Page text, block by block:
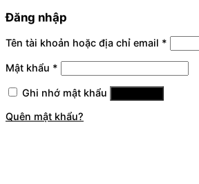
Đăng nhập
Tên tài khoản hoặc địa chỉ email *
Mật khẩu *
Ghi nhớ mật khẩu
Quên mật khẩu?